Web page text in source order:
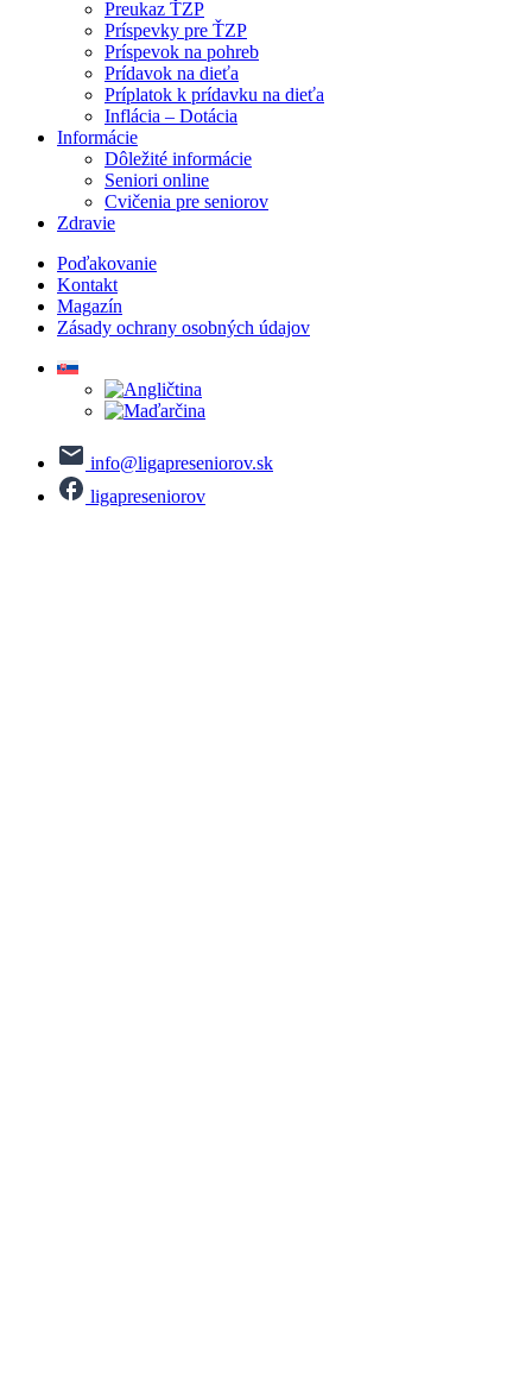
Preukaz ŤZP
Príspevky pre ŤZP
Príspevok na pohreb
Prídavok na dieťa
Príplatok k prídavku na dieťa
Inflácia – Dotácia
Informácie
Dôležité informácie
Seniori online
Cvičenia pre seniorov
Zdravie
Poďakovanie
Kontakt
Magazín
Zásady ochrany osobných údajov
info@ligapreseniorov.sk
ligapreseniorov